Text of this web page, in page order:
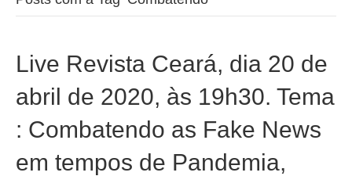
Live Revista Ceará, dia 20 de
abril de 2020, às 19h30. Tema
: Combatendo as Fake News
em tempos de Pandemia,